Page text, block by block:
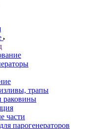
трапы
раковины
части
парогенераторов